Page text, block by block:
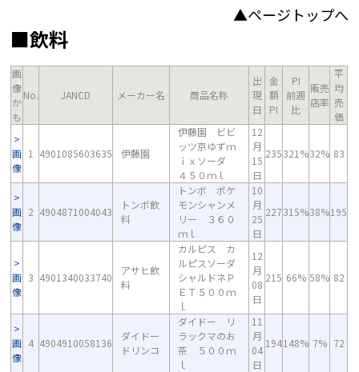
▲ページトップへ
■飲料
画
像
か
も
No. JANCD メーカー名 商品名称
出
現
日
金
額
PI
PI
前週
比
販売
店率
平
均
売
価
画
像
1 4901085603635 伊藤園
伊藤園 ビビ
ッツ京ゆずｍ
ｉｘソーダ
４５０ｍｌ
12
月
15
日
235321%32% 83
画
像
2 4904871004043
トンボ飲
料
トンボ ポケ
モンシャンメ
リー ３６０
ｍｌ
10
月
25
日
227315%38%195
画
像
3 4901340033740
アサヒ飲
料
カルピス カ
ルピスソーダ
シャルドネＰ
ＥＴ５００ｍ
ｌ
12
月
08
日
215 66% 58% 82
画
像
4 4904910058136
ダイドー
ドリンコ
ダイドー リ
ラックマのお
茶 ５００ｍ
ｌ
11
月
04
日
194148% 7% 72